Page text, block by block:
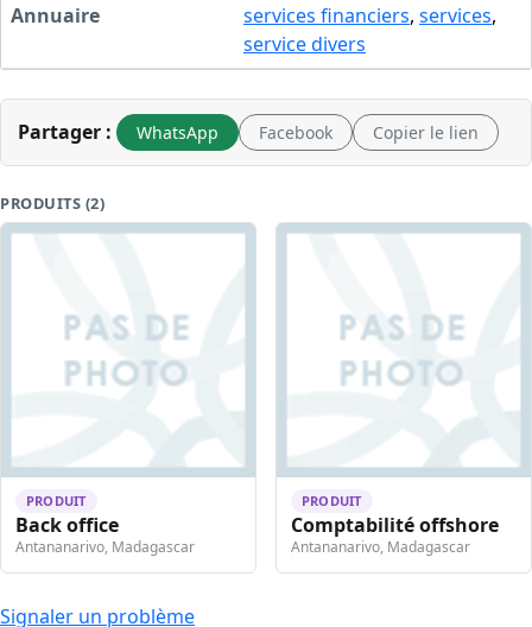
Annuaire
services financiers, services,
service divers
Partager : WhatsApp Facebook Copier le lien
PRODUITS (2)
PRODUIT
Back office
Antananarivo, Madagascar
PRODUIT
Comptabilité offshore
Antananarivo, Madagascar
Signaler un problème